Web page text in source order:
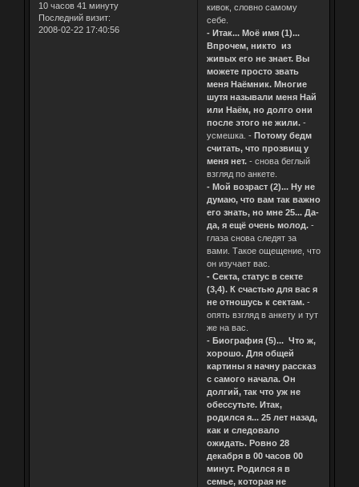
10 часов 41 минуту
Последний визит:
2008-02-22 17:40:56
кивок, словно самому
себе.
- Итак... Моё имя (1)...
Впрочем, никто из
живых его не знает. Вы
можете просто звать
меня Наёмник. Многие
шутя называли меня Най
или Наём, но долго они
после этого не жили.-
усмешка. -Потому бедм
считать, что прозвищ у
меня нет.- снова беглый
взгляд по анкете.
- Мой возраст (2)... Ну не
думаю, что вам так важно
его знать, но мне 25... Да-
да, я ещё очень молод.-
глаза снова следят за
вами. Такое ощещение, что
он изучает вас.
- Секта, статус в секте
(3,4). К счастью для вас я
не отношусь к сектам.-
опять взгляд в анкету и тут
же на вас.
- Биография (5)... Что ж,
хорошо. Для общей
картины я начну рассказ
с самого начала. Он
долгий, так что уж не
обессутьте. Итак,
родился я... 25 лет назад,
как и следовало
ожидать. Ровно 28
декабря в 00 часов 00
минут. Родился я в
семье, которая не